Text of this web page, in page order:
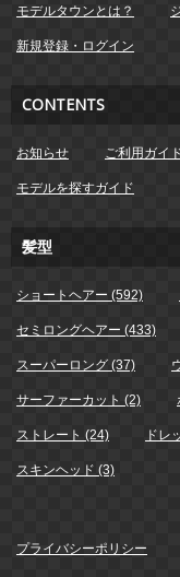
モデルタウンとは？
新規登録・ログイン
CONTENTS
お知らせ ご利用ガイ
モデルを探すガイド
髪型
ショートヘアー (592)
セミロングヘアー (433)
スーパーロング (37)
サーファーカット (2)
ストレート (24) ドレ
スキンヘッド (3)
プライバシーポリシー